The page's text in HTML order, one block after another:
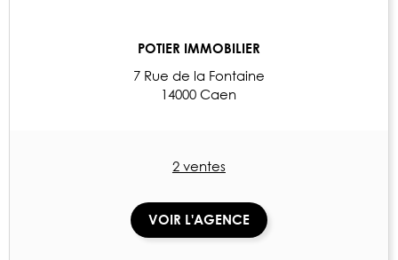
POTIER IMMOBILIER
7 Rue de la Fontaine
14000 Caen
2 ventes
VOIR L'AGENCE